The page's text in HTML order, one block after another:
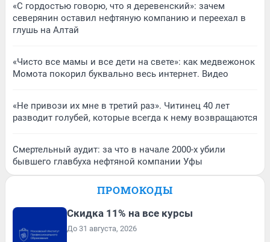
«С гордостью говорю, что я деревенский»: зачем
северянин оставил нефтяную компанию и переехал в
глушь на Алтай
«Чисто все мамы и все дети на свете»: как медвежонок
Момота покорил буквально весь интернет. Видео
«Не привози их мне в третий раз». Читинец 40 лет
разводит голубей, которые всегда к нему возвращаются
Смертельный аудит: за что в начале 2000-х убили
бывшего главбуха нефтяной компании Уфы
ПРОМОКОДЫ
Скидка 11% на все курсы
До 31 августа, 2026